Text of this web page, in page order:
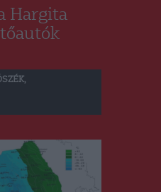
Hargita
,